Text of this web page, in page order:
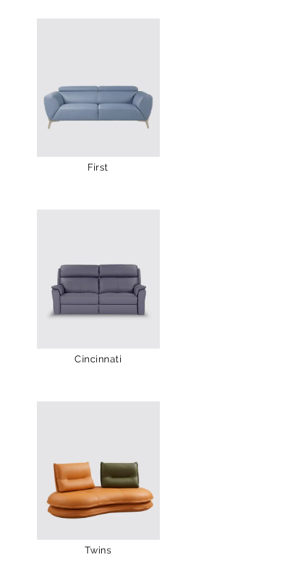
First
Cincinnati
Twins